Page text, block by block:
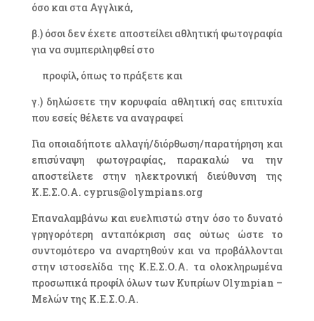
όσο και στα Αγγλικά,
β.) όσοι δεν έχετε αποστείλει αθλητική φωτογραφία
για να συμπεριληφθεί στο
προφίλ, όπως το πράξετε και
γ.) δηλώσετε την κορυφαία αθλητική σας επιτυχία
που εσείς θέλετε να αναγραφεί
Για οποιαδήποτε αλλαγή/διόρθωση/παρατήρηση και
επισύναψη φωτογραφίας, παρακαλώ να την
αποστείλετε στην ηλεκτρονική διεύθυνση της
Κ.Ε.Σ.Ο.Α. cyprus@olympians.org
Επαναλαμβάνω και ευελπιστώ στην όσο το δυνατό
γρηγορότερη ανταπόκριση σας ούτως ώστε το
συντομότερο να αναρτηθούν και να προβάλλονται
στην ιστοσελίδα της Κ.Ε.Σ.Ο.Α. τα ολοκληρωμένα
προσωπικά προφίλ όλων των Κυπρίων Olympian –
Μελών της Κ.Ε.Σ.Ο.Α.